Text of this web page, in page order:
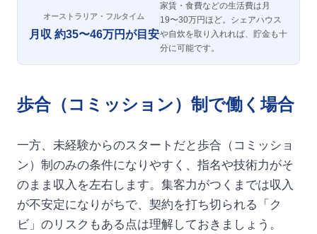
オーストラリア・フルタイム
月収 約35〜46万円が目安
家賃・食費などの生活費は月
19〜30万円ほど。シェアハウス
や自炊を取り入れれば、貯金も十
分に可能です。
歩合（コミッション）制で働く場合
一方、未経験からのスタートだと歩合（コミッショ
ン）制のみの条件になりやすく、指名や技術力がそ
のまま収入を左右します。集客力がつくまでは収入
が不安定になりがちで、契約を打ち切られる「ク
ビ」のリスクもある点は理解しておきましょう。